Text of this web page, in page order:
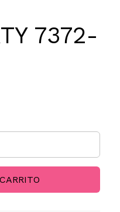
7372-